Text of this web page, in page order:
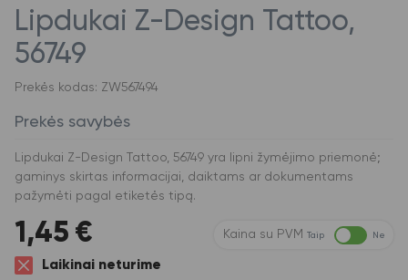
Lipdukai Z-Design Tattoo,
56749
Prekės kodas: ZW567494
Prekės savybės
Lipdukai Z-Design Tattoo, 56749 yra lipni žymėjimo priemonė;
gaminys skirtas informacijai, daiktams ar dokumentams
pažymėti pagal etiketės tipą.
1,45 € Kaina su PVM Taip Ne
Laikinai neturime